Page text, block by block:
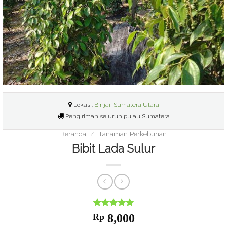
Lokasi: Binjai, Sumatera Utara
Pengiriman seluruh pulau Sumatera
Beranda / Tanaman Perkebunan
Bibit Lada Sulur
Nilai5 dari
5
1
Rp8,000